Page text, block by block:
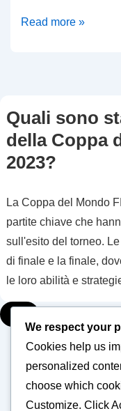
Prospettive
mercato,
statistiche
di
interesse
dei
club
nella
Coppa
FIFA
U-
17
2023
Read more »
Quali sono
della Coppa
2023?
La Coppa del Mondo
partite chiave che
sull'esito del torneo.
di finale e la finale,
le loro abilità e
Posts
1 2
We respect your
Cookies help us
personalized
choose which
Customize. Click